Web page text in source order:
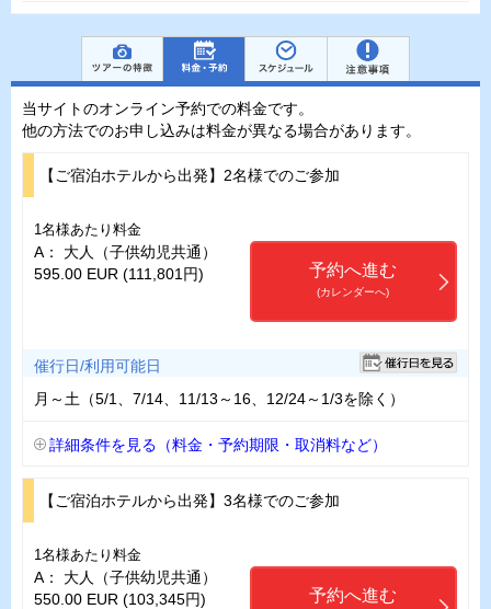
当サイトのオンライン予約での料金です。
他の方法でのお申し込みは料金が異なる場合があります。
【ご宿泊ホテルから出発】2名様でのご参加
1名様あたり料金
A： 大人（子供幼児共通）
595.00 EUR (111,801円)
予約へ進む
(カレンダーへ)
催行日/利用可能日
月～土（5/1、7/14、11/13～16、12/24～1/3を除く）
詳細条件を見る（料金・予約期限・取消料など）
【ご宿泊ホテルから出発】3名様でのご参加
1名様あたり料金
A： 大人（子供幼児共通）
550.00 EUR (103,345円)
予約へ進む